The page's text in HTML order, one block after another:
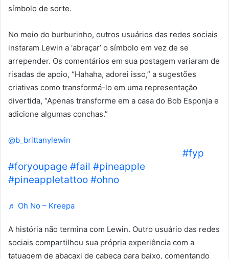
símbolo de sorte.
No meio do burburinho, outros usuários das redes sociais
instaram Lewin a ‘abraçar’ o símbolo em vez de se
arrepender. Os comentários em sua postagem variaram de
risadas de apoio, “Hahaha, adorei isso,” a sugestões
criativas como transformá-lo em uma representação
divertida, “Apenas transforme em a casa do Bob Esponja e
adicione algumas conchas.”
@b_brittanylewin
#fyp
#foryoupage #fail #pineapple
#pineappletattoo #ohno
♬ Oh No – Kreepa
A história não termina com Lewin. Outro usuário das redes
sociais compartilhou sua própria experiência com a
tatuagem de abacaxi de cabeça para baixo, comentando